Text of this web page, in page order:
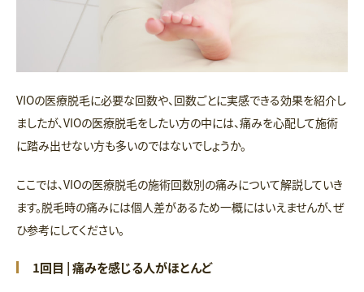
VIOの医療脱毛に必要な回数や、回数ごとに実感できる効果を紹介し
ましたが、VIOの医療脱毛をしたい方の中には、痛みを心配して施術
に踏み出せない方も多いのではないでしょうか。
ここでは、VIOの医療脱毛の施術回数別の痛みについて解説していき
ます。脱毛時の痛みには個人差があるため一概にはいえませんが、ぜ
ひ参考にしてください。
1回目 | 痛みを感じる人がほとんど